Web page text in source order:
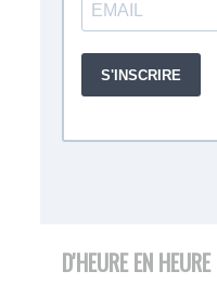
D'HEURE EN HEURE